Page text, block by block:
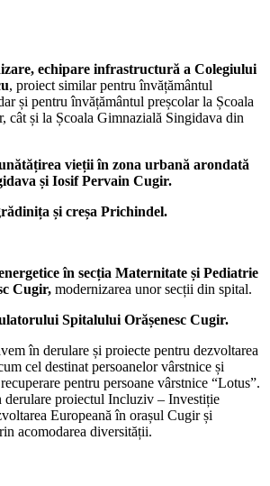
echipare infrastructură a Colegiului
, proiect similar pentru învățământul
și pentru învățământul preșcolar la Școala
cât și la Școala Gimnazială Singidava din
vieții în zona urbană arondată
și Iosif Pervain Cugir.
și creșa Prichindel.
în secția Maternitate și Pediatrie
Cugir, modernizarea unor secții din spital.
Spitalului Orășenesc Cugir.
în derulare și proiecte pentru dezvoltarea
cel destinat persoanelor vârstnice și
pentru persoane vârstnice “Lotus”.
derulare proiectul Incluziv – Investiție
Europeană în orașul Cugir și
acomodarea diversității.